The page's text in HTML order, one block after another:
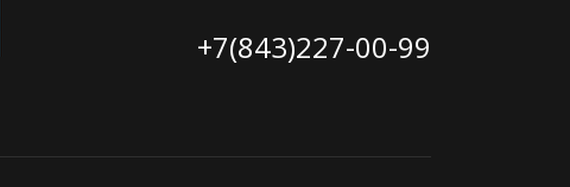
+7(843)227-00-99